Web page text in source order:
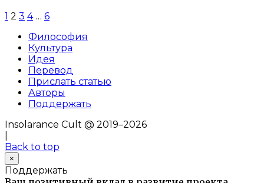
1 2 3 4 … 6
Философия
Культура
Идея
Перевод
Прислать статью
Авторы
Поддержать
Insolarance Cult @ 2019–2026
Back to top
×
Поддержать